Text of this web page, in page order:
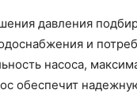
давления
и
насоса,
обеспечит